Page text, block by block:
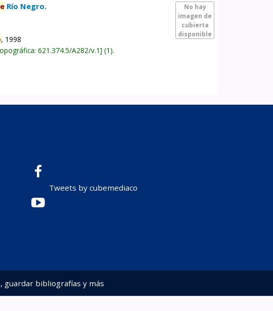
No hay
imagen de
cubierta
disponible
Río Negro.
, 1998
621.374.5/A282/v.1 (1).
Tweets by cubemediaco
guardar bibliografías y más